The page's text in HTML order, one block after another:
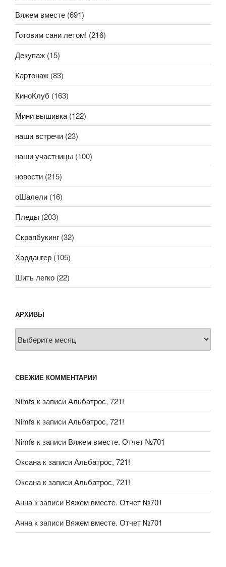
Вяжем вместе (691)
Готовим сани летом! (216)
Декупаж (15)
Картонаж (83)
КиноКлуб (163)
Мини вышивка (122)
наши встречи (23)
наши участницы (100)
новости (215)
оШалели (16)
Пледы (203)
Скрапбукинг (32)
Хардангер (105)
Шить легко (22)
АРХИВЫ
СВЕЖИЕ КОММЕНТАРИИ
Nimfs к записиАльбатрос, 721!
Nimfs к записиАльбатрос, 721!
Nimfs к записи Вяжем вместе. Отчет №701
Оксана к записиАльбатрос, 721!
Оксана к записиАльбатрос, 721!
Анна к записи Вяжем вместе. Отчет №701
Анна к записи Вяжем вместе. Отчет №701